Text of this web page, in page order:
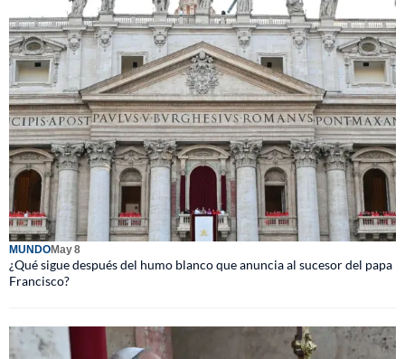
MUNDOMay 8
¿Qué sigue después del humo blanco que anuncia al sucesor del papa
Francisco?